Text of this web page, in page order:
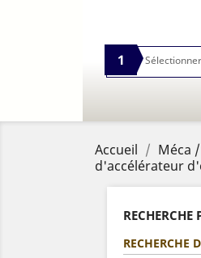
1
Accueil Méca
d'accélérateur
RECHERCHE
RECHERCHE